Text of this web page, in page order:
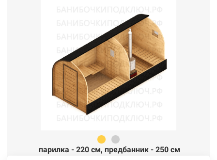
парилка - 220 см, предбанник - 250 см